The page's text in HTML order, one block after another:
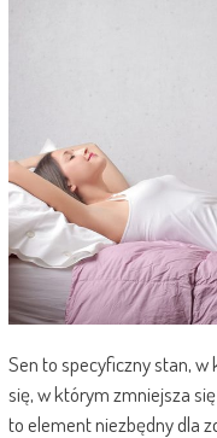
Sen to specyficzny stan,
się, w którym zmniejsza
to element niezbędny dla